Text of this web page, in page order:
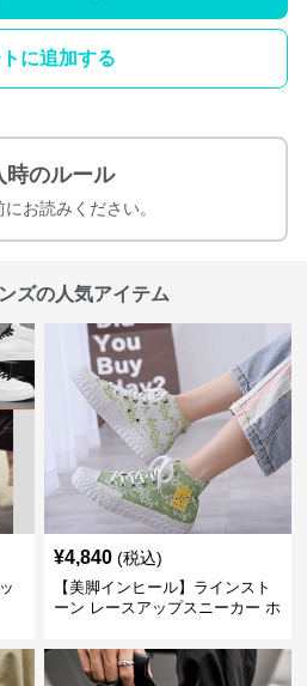
に追加する
時のルール
お読みください。
ズの人気アイテム
¥4,840 (税込)
【美脚インヒール】ラインスト
ーン レースアップスニーカー ホ